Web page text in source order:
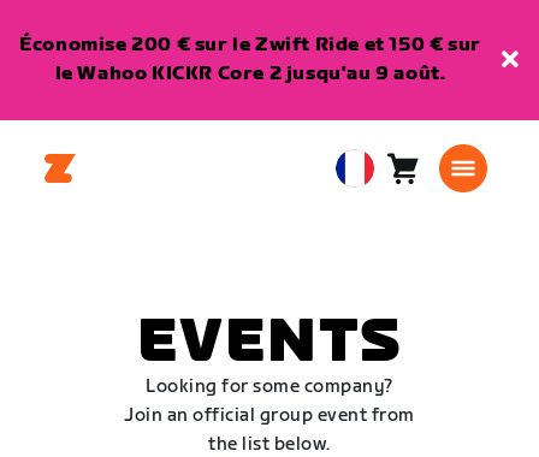
Économise 200 € sur le Zwift Ride et 150 € sur
le Wahoo KICKR Core 2 jusqu'au 9 août.
EuropeanPanier0
EVENTS
Looking for some company?
Join an official group event from
the list below.